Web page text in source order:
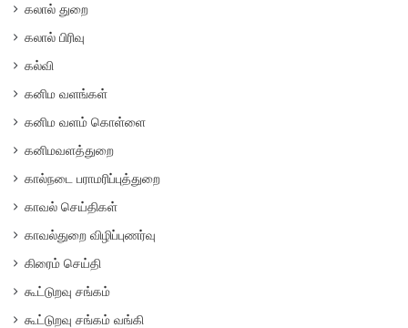
கலால் துறை
கலால் பிரிவு
கல்வி
கனிம வளங்கள்
கனிம வளம் கொள்ளை
கனிமவளத்துறை
கால்நடை பராமரிப்புத்துறை
காவல் செய்திகள்
காவல்துறை விழிப்புணர்வு
கிரைம் செய்தி
கூட்டுறவு சங்கம்
கூட்டுறவு சங்கம் வங்கி